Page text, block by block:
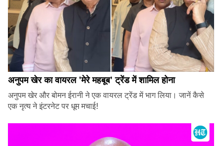
अनुपम खेर का वायरल 'मेरे महबूब' ट्रेंड में शामिल होना
अनुपम खेर और बोमन ईरानी ने एक वायरल ट्रेंड में भाग लिया। जानें कैसे
एक नृत्य ने इंटरनेट पर धूम मचाई!